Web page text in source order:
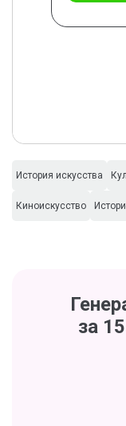
История искусства
Киноискусство
за